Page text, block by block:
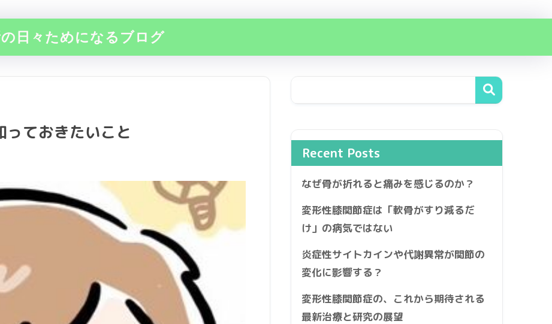
日々ためになるブログ
ておきたいこと
Recent Posts
なぜ骨が折れると痛みを感じるのか？
変形性膝関節症は「軟骨がすり減るだ
け」の病気ではない
炎症性サイトカインや代謝異常が関節の
変化に影響する？
変形性膝関節症の、これから期待される
最新治療と研究の展望